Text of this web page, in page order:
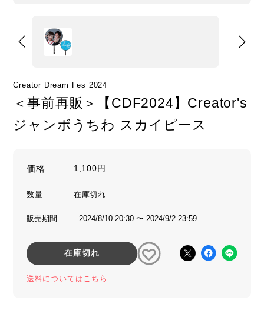
Creator Dream Fes 2024
＜事前再販＞【CDF2024】Creator's
ジャンボうちわ スカイピース
価格 1,100円
数量
販売期間 2024/8/10 20:30 〜 2024/9/2 23:59
在庫切れ
送料についてはこちら